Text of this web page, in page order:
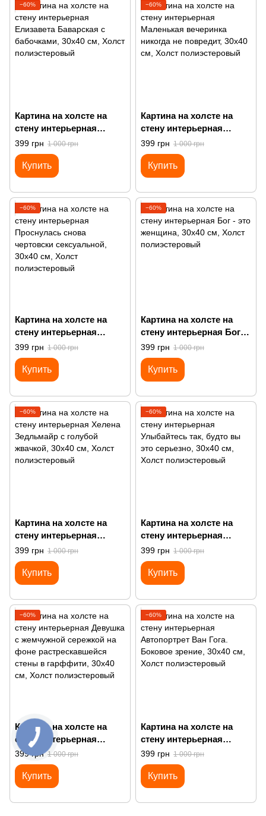
−60%
Картина на холсте на
стену интерьерная
Елизавета Баварская с
бабочками
399 грн 1 000 грн
Купить
−60%
Картина на холсте на
стену интерьерная
Маленькая вечеринка
никогда не повредит
399 грн 1 000 грн
Купить
−60%
Картина на холсте на
стену интерьерная
Проснулась снова
чертовски сексуальной
399 грн 1 000 грн
Купить
−60%
Картина на холсте на
стену интерьерная Бог -
это женщина
399 грн 1 000 грн
Купить
−60%
Картина на холсте на
стену интерьерная
Хелена Зедльмайр с
голубой жвачкой
399 грн 1 000 грн
Купить
−60%
Картина на холсте на
стену интерьерная
Улыбайтесь так, будто
вы это серьезно
399 грн 1 000 грн
Купить
−60%
Картина на холсте на
стену интерьерная
Девушка с жемчужной
сережкой на фоне
растрескавшейся стены
в гарффити
399 грн 1 000 грн
Купить
−60%
Картина на холсте на
стену интерьерная
Автопортрет Ван Гога.
Боковое зрение
399 грн 1 000 грн
Купить